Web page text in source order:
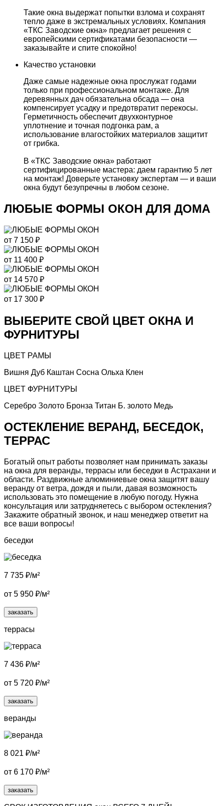
Такие окна выдержат попытки взлома и сохранят
тепло даже в экстремальных условиях. Компания
«ТКС Заводские окна» предлагает решения с
европейскими сертификатами безопасности —
заказывайте и спите спокойно!
Качество установки
Даже самые надежные окна прослужат годами
только при профессиональном монтаже. Для
деревянных дач обязательна обсада — она
компенсирует усадку и предотвратит перекосы.
Герметичность обеспечит двухконтурное
уплотнение и точная подгонка рам, а
использование влагостойких материалов защитит
от грибка.
В «ТКС Заводские окна» работают
сертифицированные мастера: даем гарантию 5 лет
на монтаж! Доверьте установку экспертам — и ваши
окна будут безупречны в любом сезоне.
ЛЮБЫЕ ФОРМЫ ОКОН ДЛЯ ДОМА
от 7 150 ₽
от 11 400 ₽
от 14 570 ₽
от 17 300 ₽
ВЫБЕРИТЕ СВОЙ ЦВЕТ ОКНА И
ФУРНИТУРЫ
ЦВЕТ РАМЫ
Вишня Дуб Каштан Сосна Ольха Клен
ЦВЕТ ФУРНИТУРЫ
Серебро Золото Бронза Титан Б. золото Медь
ОСТЕКЛЕНИЕ ВЕРАНД, БЕСЕДОК,
ТЕРРАС
Богатый опыт работы позволяет нам принимать заказы
на окна для веранды, террасы или беседки в Астрахани и
области. Раздвижные алюминиевые окна защитят вашу
веранду от ветра, дождя и пыли, давая возможность
использовать это помещение в любую погоду. Нужна
консультация или затрудняетесь с выбором остекления?
Закажите обратный звонок, и наш менеджер ответит на
все ваши вопросы!
беседки
7 735 ₽/м²
от 5 950 ₽/м²
заказать
террасы
7 436 ₽/м²
от 5 720 ₽/м²
заказать
веранды
8 021 ₽/м²
от 6 170 ₽/м²
заказать